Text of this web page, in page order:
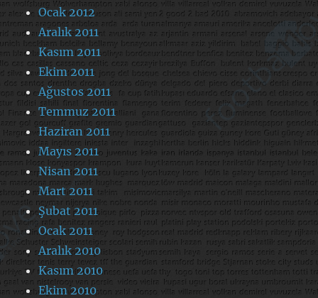
Ocak 2012
Aralık 2011
Kasım 2011
Ekim 2011
Ağustos 2011
Temmuz 2011
Haziran 2011
Mayıs 2011
Nisan 2011
Mart 2011
Şubat 2011
Ocak 2011
Aralık 2010
Kasım 2010
Ekim 2010